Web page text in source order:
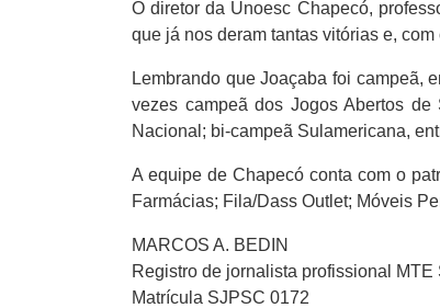
O diretor da Unoesc Chapecó,
que já nos deram tantas vitórias e,
Lembrando que Joaçaba foi campeã,
vezes campeã dos Jogos Abertos
Nacional; bi-campeã Sulamericana,
A equipe de Chapecó conta com o
Farmácias; Fila/Dass Outlet; Móveis
MARCOS A. BEDIN
Registro de jornalista profissional MTE
Matrícula SJPSC 0172